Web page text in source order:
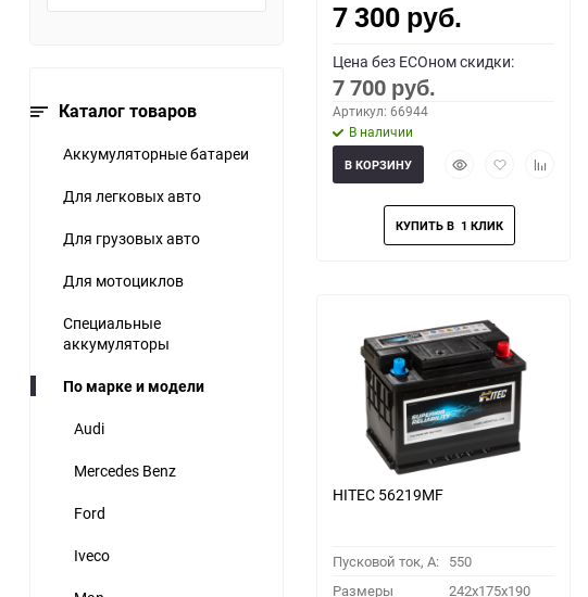
Каталог товаров
Аккумуляторные батареи
Для легковых авто
Для грузовых авто
Для мотоциклов
Специальные
аккумуляторы
По марке и модели
Audi
Mercedes Benz
Ford
Iveco
7 300 руб.
Цена без ECOном скидки:
7 700 руб.
Артикул: 66944
В наличии
БыстрыйДобавить
избранное
Добавить
В КОРЗИНУ
HITEC 56219MF
Пусковой ток, A: 550
Размеры
242x175x190